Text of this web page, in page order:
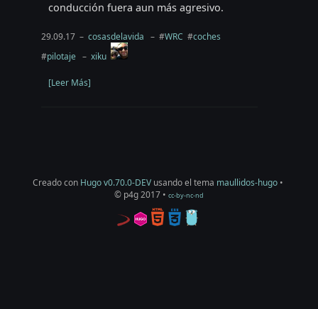
conducción fuera aun más agresivo.
29.09.17 –cosasdelavida – #WRC #coches
#pilotaje –xiku
[Leer Más]
Creado con Hugo v0.70.0-DEVusando el tema maullidos-hugo•
© p4g 2017 • cc-by-nc-nd